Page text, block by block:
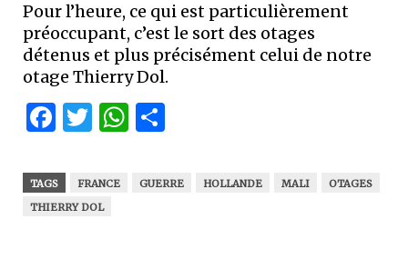
Pour l’heure, ce qui est particulièrement
préoccupant, c’est le sort des otages
détenus et plus précisément celui de notre
otage Thierry Dol.
Facebook
Twitter
WhatsApp
TAGS FRANCE GUERRE HOLLANDE MALI
OTAGES
THIERRY DOL